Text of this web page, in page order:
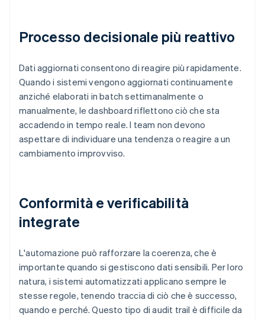
Processo decisionale più reattivo
Dati aggiornati consentono di reagire più rapidamente.
Quando i sistemi vengono aggiornati continuamente
anziché elaborati in batch settimanalmente o
manualmente, le dashboard riflettono ciò che sta
accadendo in tempo reale. I team non devono
aspettare di individuare una tendenza o reagire a un
cambiamento improvviso.
Conformità e verificabilità
integrate
L'automazione può rafforzare la coerenza, che è
importante quando si gestiscono dati sensibili. Per loro
natura, i sistemi automatizzati applicano sempre le
stesse regole, tenendo traccia di ciò che è successo,
quando e perché. Questo tipo di audit trail è difficile da